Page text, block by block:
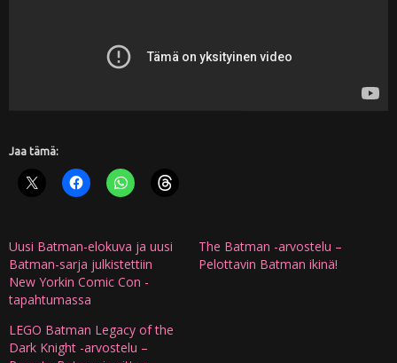
Jaa tämä:
Uusi Batman-elokuva ja uusi
Batman-sarja julkistettiin
New Yorkin Comic Con -
tapahtumassa
The Batman -arvostelu –
Pelottavin Batman ikinä!
LEGO Batman Legacy of the
Dark Knight -arvostelu –